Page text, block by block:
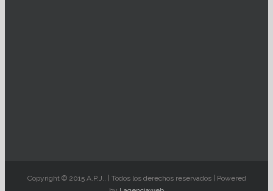
Copyright © 2015 A.P.J.. | Todos los derechos reservados | Powered